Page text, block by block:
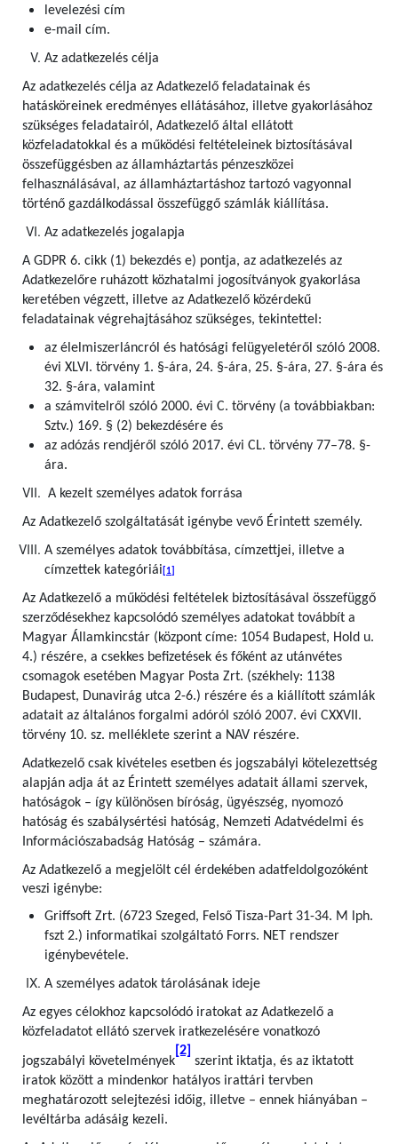
levelezési cím
e-mail cím.
Az adatkezelés célja
Az adatkezelés célja az Adatkezelő feladatainak és
hatásköreinek eredményes ellátásához, illetve gyakorlásához
szükséges feladatairól, Adatkezelő által ellátott
közfeladatokkal és a működési feltételeinek biztosításával
összefüggésben az államháztartás pénzeszközei
felhasználásával, az államháztartáshoz tartozó vagyonnal
történő gazdálkodással összefüggő számlák kiállítása.
Az adatkezelés jogalapja
A GDPR 6. cikk (1) bekezdés e) pontja, az adatkezelés az
Adatkezelőre ruházott közhatalmi jogosítványok gyakorlása
keretében végzett, illetve az Adatkezelő közérdekű
feladatainak végrehajtásához szükséges, tekintettel:
az élelmiszerláncról és hatósági felügyeletéről szóló 2008.
évi XLVI. törvény 1. §-ára, 24. §-ára, 25. §-ára, 27. §-ára és
32. §-ára, valamint
a számvitelről szóló 2000. évi C. törvény (a továbbiakban:
Sztv.) 169. § (2) bekezdésére és
az adózás rendjéről szóló 2017. évi CL. törvény 77–78. §-
ára.
A kezelt személyes adatok forrása
Az Adatkezelő szolgáltatását igénybe vevő Érintett személy.
A személyes adatok továbbítása, címzettjei, illetve a
címzettek kategóriái [1]
Az Adatkezelő a működési feltételek biztosításával összefüggő
szerződésekhez kapcsolódó személyes adatokat továbbít a
Magyar Államkincstár (központ címe: 1054 Budapest, Hold u.
4.) részére, a csekkes befizetések és főként az utánvétes
csomagok esetében Magyar Posta Zrt. (székhely: 1138
Budapest, Dunavirág utca 2-6.) részére és a kiállított számlák
adatait az általános forgalmi adóról szóló 2007. évi CXXVII.
törvény 10. sz. melléklete szerint a NAV részére.
Adatkezelő csak kivételes esetben és jogszabályi kötelezettség
alapján adja át az Érintett személyes adatait állami szervek,
hatóságok – így különösen bíróság, ügyészség, nyomozó
hatóság és szabálysértési hatóság, Nemzeti Adatvédelmi és
Információszabadság Hatóság – számára.
Az Adatkezelő a megjelölt cél érdekében adatfeldolgozóként
veszi igénybe:
Griffsoft Zrt. (6723 Szeged, Felső Tisza-Part 31-34. M lph.
fszt 2.) informatikai szolgáltató Forrs. NET rendszer
igénybevétele.
A személyes adatok tárolásának ideje
Az egyes célokhoz kapcsolódó iratokat az Adatkezelő a
közfeladatot ellátó szervek iratkezelésére vonatkozó
jogszabályi követelmények
[2]
szerint iktatja, és az iktatott
iratok között a mindenkor hatályos irattári tervben
meghatározott selejtezési időig, illetve – ennek hiányában –
levéltárba adásáig kezeli.